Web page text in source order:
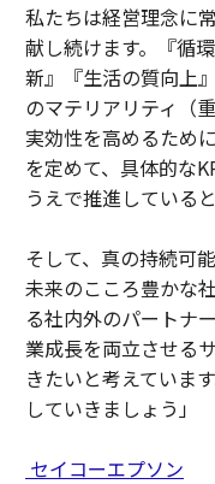
私たちは経営理念に
献し続けます。『循
新』『生活の質向上
のマテリアリティ（
実効性を高めるため
を定めて、具体的な
うえで推進している
そして、真の持続可
未来のこころ豊かな
る社内外のパートナ
業成長を両立させる
きたいと考えていま
していきましょう」
セイコーエプソン